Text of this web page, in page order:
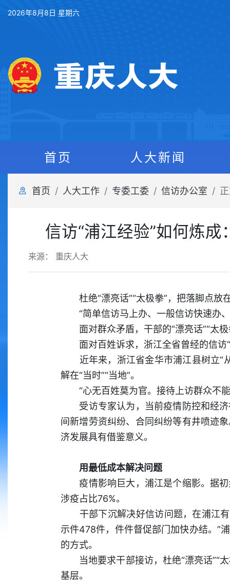
2026年8月8日 星期六
首页 人大新闻
首页 人大工作 专委工委 信访办公室
信访“浦江经验”如何炼成
来源： 重庆人大
杜绝“漂亮话”“太极拳”，把落脚点放
“简单信访马上办、一般信访快速办、
面对群众矛盾，干部的“漂亮话”“太极
面对百姓诉求，浙江全省曾经的信访“
近年来，浙江省金华市浦江县树立“
解在“当时”“当地”。
“心无百姓莫为官。接待上访群众不能
受访专家认为，当前疫情防控和经济
间新增劳资纠纷、合同纠纷等有井喷迹
济发展具有借鉴意义。
用最低成本解决问题
疫情影响巨大，浦江是个缩影。据初
涉疫占比76%。
干部下沉解决好信访问题，在浦江有
示件478件，件件督促部门加快办结。”
的方式。
当地要求干部接访，杜绝“漂亮话”“太
基层。